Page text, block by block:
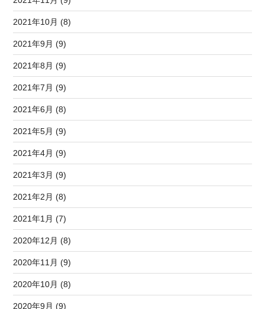
2021年10月 (8)
2021年9月 (9)
2021年8月 (9)
2021年7月 (9)
2021年6月 (8)
2021年5月 (9)
2021年4月 (9)
2021年3月 (9)
2021年2月 (8)
2021年1月 (7)
2020年12月 (8)
2020年11月 (9)
2020年10月 (8)
2020年9月 (9)